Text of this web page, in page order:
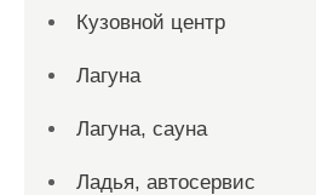
Кузовной центр
Лагуна
Лагуна, сауна
Ладья, автосервис